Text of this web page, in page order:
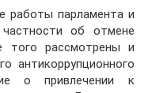
работы парламента и
об отмене
того рассмотрены и
антикоррупционного
о привлечении к